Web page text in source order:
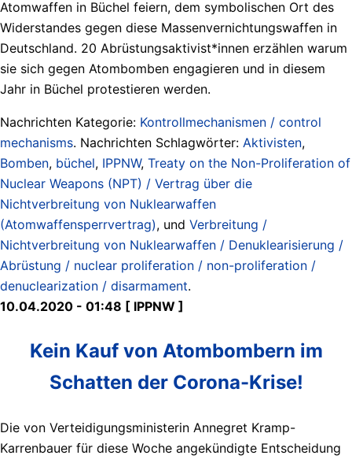
Atomwaffen in Büchel feiern, dem symbolischen Ort des
Widerstandes gegen diese Massenvernichtungswaffen in
Deutschland. 20 Abrüstungsaktivist*innen erzählen warum
sie sich gegen Atombomben engagieren und in diesem
Jahr in Büchel protestieren werden.
Nachrichten Kategorie: Kontrollmechanismen / control
mechanisms. Nachrichten Schlagwörter: Aktivisten,
Bomben, büchel, IPPNW, Treaty on the Non-Proliferation of
Nuclear Weapons (NPT) / Vertrag über die
Nichtverbreitung von Nuklearwaffen
(Atomwaffensperrvertrag), und Verbreitung /
Nichtverbreitung von Nuklearwaffen / Denuklearisierung /
Abrüstung / nuclear proliferation / non-proliferation /
denuclearization / disarmament.
10.04.2020 - 01:48 [ IPPNW ]
Kein Kauf von Atombombern im
Schatten der Corona-Krise!
Die von Verteidigungsministerin Annegret Kramp-
Karrenbauer für diese Woche angekündigte Entscheidung